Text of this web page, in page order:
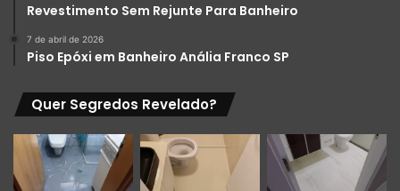
Revestimento Sem Rejunte Para Banheiro
7 de abril de 2026
Piso Epóxi em Banheiro Anália Franco SP
Quer Segredos Revelado?